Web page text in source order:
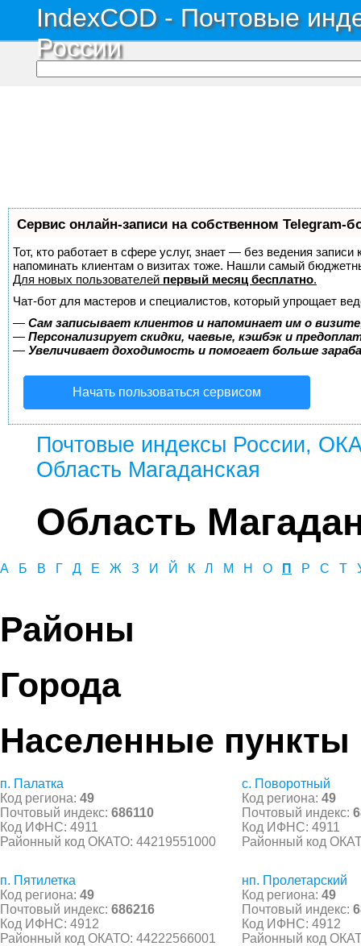
IndexCOD - Почтовые
России
Сервис онлайн-записи на собственном Telegram-
Тот, кто работает в сфере услуг, знает — без ведения
напоминать клиентам о визитах тоже. Нашли самый
Для новых пользователей первый месяц бесплатно.
Чат-бот для мастеров и специалистов, который упрощает
— Сам записывает клиентов и напоминает им о
— Персонализирует скидки, чаевые, кэшбэк и
— Увеличивает доходимость и помогает больше
Начать пользоваться сервисом
Почтовые индексы России,
Область Магаданская
Область
А Б В Г Д Е Ж З И Й К Л М Н О П Р С Т
Районы
Города
Населенные пункты
п. Палатка
Код региона: 49
Почтовый индекс: 686110
Код ИФНС: 4911
Районный код ОКАТО: 44219551000
с. Поворотный
Код региона: 49
Почтовый индекс:
Код ИФНС: 4911
Районный код
п. Пятилетка
Код региона: 49
Почтовый индекс: 686216
Код ИФНС: 4912
Районный код ОКАТО: 44222566001
нп. Пролетарский
Код региона: 49
Почтовый индекс:
Код ИФНС: 4912
Районный код